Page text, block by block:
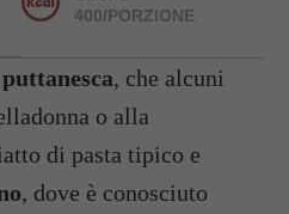
400/PORZIONE
, che alcuni
o alla
di pasta tipico e
, dove è conosciuto